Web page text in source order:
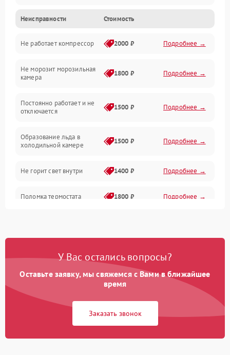
Механика
Электропитание
Дренаж
Неисправности Стоимость
Не работает компрессор 2000 ₽ Подробнее →
Не морозит морозильная
камера
1800 ₽ Подробнее →
Постоянно работает и не
отключается
1500 ₽ Подробнее →
Образование льда в
холодильной камере
1500 ₽ Подробнее →
Не горит свет внутри 1400 ₽ Подробнее →
Поломка термостата 1800 ₽ Подробнее →
Образование конденсата
1800 ₽ Подробнее →
Сбой в работе инвертора
работе
2000 ₽ Подробнее →
У Вас остались вопросы?
Оставьте заявку, мы свяжемся с Вами в ближайшее
время
Заказать звонок